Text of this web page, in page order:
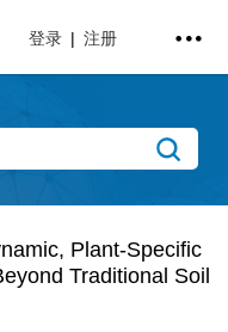
登录 | 注册
Plant-Specific
Traditional Soil